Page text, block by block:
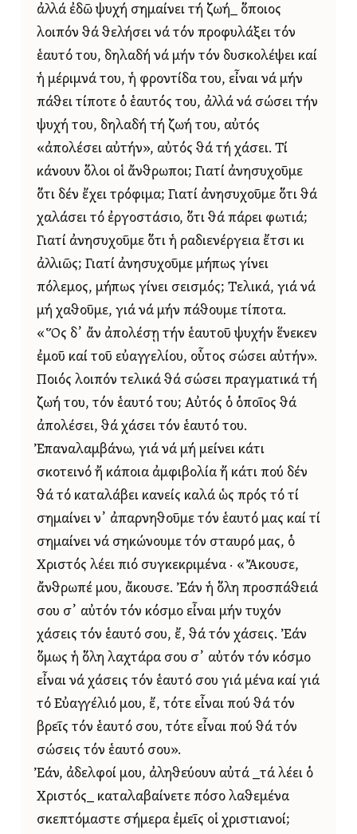
ἀλλά ἐδῶ ψυχή σημαίνει τή ζωή_ ὅποιος
λοιπόν θά θελήσει νά τόν προφυλάξει τόν
ἑαυτό του, δηλαδή νά μήν τόν δυσκολέψει καί
ἡ μέριμνά του, ἡ φροντίδα του, εἶναι νά μήν
πάθει τίποτε ὁ ἑαυτός του, ἀλλά νά σώσει τήν
ψυχή του, δηλαδή τή ζωή του, αὐτός
«ἀπολέσει αὐτήν», αὐτός θά τή χάσει. Τί
κάνουν ὅλοι οἱ ἄνθρωποι; Γιατί ἀνησυχοῦμε
ὅτι δέν ἔχει τρόφιμα; Γιατί ἀνησυχοῦμε ὅτι θά
χαλάσει τό ἐργοστάσιο, ὅτι θά πάρει φωτιά;
Γιατί ἀνησυχοῦμε ὅτι ἡ ραδιενέργεια ἔτσι κι
ἀλλιῶς; Γιατί ἀνησυχοῦμε μήπως γίνει
πόλεμος, μήπως γίνει σεισμός; Τελικά, γιά νά
μή χαθοῦμε, γιά νά μήν πάθουμε τίποτα.
«Ὅς δ᾿ ἄν ἀπολέσῃ τήν ἑαυτοῦ ψυχήν ἕνεκεν
ἐμοῦ καί τοῦ εὐαγγελίου, οὗτος σώσει αὐτήν».
Ποιός λοιπόν τελικά θά σώσει πραγματικά τή
ζωή του, τόν ἑαυτό του; Αὐτός ὁ ὁποῖος θά
ἀπολέσει, θά χάσει τόν ἑαυτό του.
Ἐπαναλαμβάνω, γιά νά μή μείνει κάτι
σκοτεινό ἤ κάποια ἀμφιβολία ἤ κάτι πού δέν
θά τό καταλάβει κανείς καλά ὡς πρός τό τί
σημαίνει ν᾿ ἀπαρνηθοῦμε τόν ἑαυτό μας καί τί
σημαίνει νά σηκώνουμε τόν σταυρό μας, ὁ
Χριστός λέει πιό συγκεκριμένα · «Ἄκουσε,
ἄνθρωπέ μου, ἄκουσε. Ἐάν ἡ ὅλη προσπάθειά
σου σ᾿ αὐτόν τόν κόσμο εἶναι μήν τυχόν
χάσεις τόν ἑαυτό σου, ἔ, θά τόν χάσεις. Ἐάν
ὅμως ἡ ὅλη λαχτάρα σου σ᾿ αὐτόν τόν κόσμο
εἶναι νά χάσεις τόν ἑαυτό σου γιά μένα καί γιά
τό Εὐαγγέλιό μου, ἔ, τότε εἶναι πού θά τόν
βρεῖς τόν ἑαυτό σου, τότε εἶναι πού θά τόν
σώσεις τόν ἑαυτό σου».
Ἐάν, ἀδελφοί μου, ἀληθεύουν αὐτά _τά λέει ὁ
Χριστός_ καταλαβαίνετε πόσο λαθεμένα
σκεπτόμαστε σήμερα ἐμεῖς οἱ χριστιανοί;